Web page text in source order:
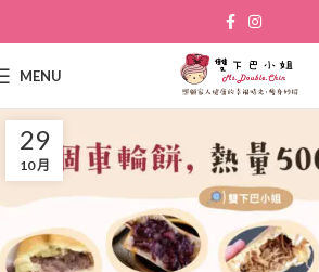
MENU
29
10 月